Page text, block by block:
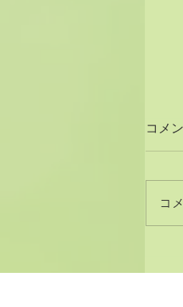
レ
コメ
コ